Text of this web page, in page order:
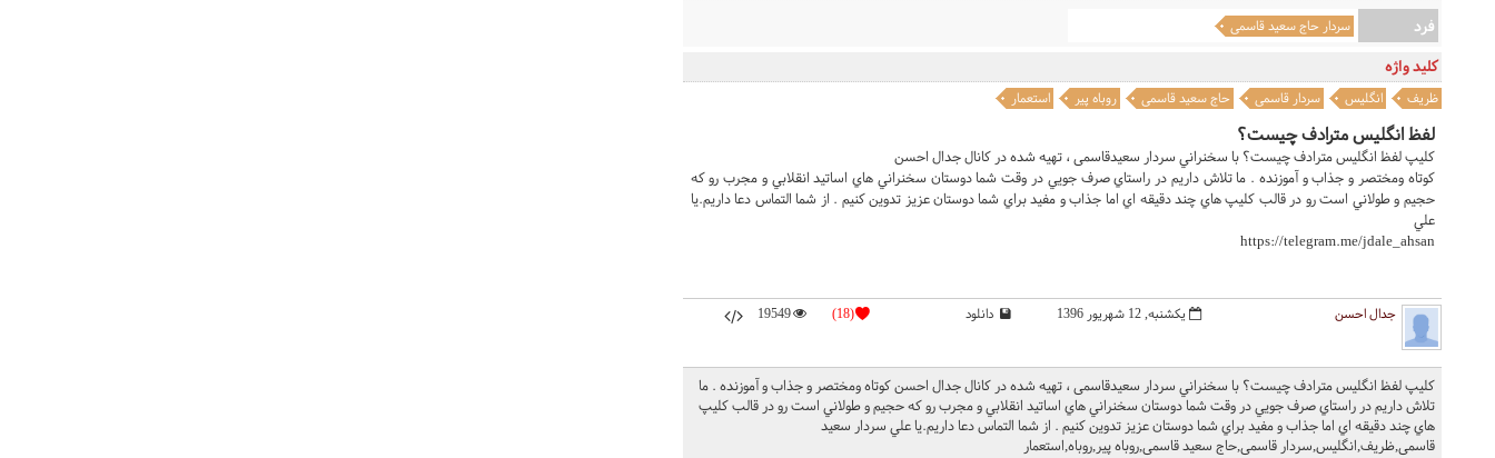
کليپ لفظ انگلیس مترادف چیست؟ با سخنراني سردار سعیدقاسمی ، تهيه شده در کانال جدال احسن کوتاه ومختصر و جذاب و آموزنده . ما
تلاش داريم در راستاي صرف جويي در وقت شما دوستان سخنراني هاي اساتيد انقلابي و مجرب رو که حجيم و طولاني است رو در قالب کليپ
هاي چند دقيقه اي اما جذاب و مفيد براي شما دوستان عزيز تدوين کنيم . از شما التماس دعا داريم.يا علي سردار سعید
قاسمی,ظریف,انگلیس,سردار قاسمی,حاج سعید قاسمی,روباه پیر,روباه,استعمار
جدال احسن یکشنبه, 12 شهریور 1396 دانلود (18)
19549
لفظ انگلیس مترادف چیست؟
کليپ لفظ انگلیس مترادف چیست؟ با سخنراني سردار سعیدقاسمی ، تهيه شده در کانال جدال احسن
کوتاه ومختصر و جذاب و آموزنده . ما تلاش داريم در راستاي صرف جويي در وقت شما دوستان سخنراني هاي اساتيد انقلابي و مجرب رو که
حجيم و طولاني است رو در قالب کليپ هاي چند دقيقه اي اما جذاب و مفيد براي شما دوستان عزيز تدوين کنيم . از شما التماس دعا داريم.يا
علي
https://telegram.me/jdale_ahsan
کلید واژه
ظریف انگلیس سردار قاسمی حاج سعید قاسمی روباه پیر استعمار
فرد سردار حاج سعید قاسمی